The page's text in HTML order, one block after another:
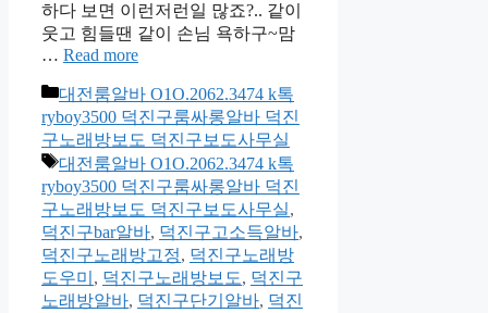
하다 보면 이런저런일 많죠?.. 같이
웃고 힘들땐 같이 손님 욕하구~맘
… Read more
카
테
고
리
대전룸알바 O1O.2062.3474 k톡
ryboy3500 덕진구룸싸롱알바 덕진
구노래방보도 덕진구보도사무실
태
그
대전룸알바 O1O.2062.3474 k톡
ryboy3500 덕진구룸싸롱알바 덕진
구노래방보도 덕진구보도사무실,
덕진구bar알바, 덕진구고소득알바,
덕진구노래방고정, 덕진구노래방
도우미 , 덕진구노래방보도, 덕진구
노래방알바, 덕진구단기알바, 덕진